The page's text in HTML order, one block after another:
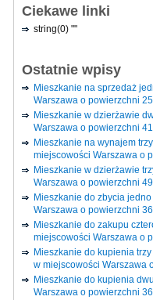
Ciekawe linki
string(0) ""
Ostatnie wpisy
Mieszkanie na sprzedaż
Warszawa o powierzchni
Mieszkanie w dzierżawie
Warszawa o powierzchni
Mieszkanie na wynajem
miejscowości Warszawa o
Mieszkanie w dzierżawie
Warszawa o powierzchni
Mieszkanie do zbycia
Warszawa o powierzchni
Mieszkanie do zakupu
miejscowości Warszawa o
Mieszkanie do kupienia
w miejscowości Warszawa
Mieszkanie do kupienia
Warszawa o powierzchni